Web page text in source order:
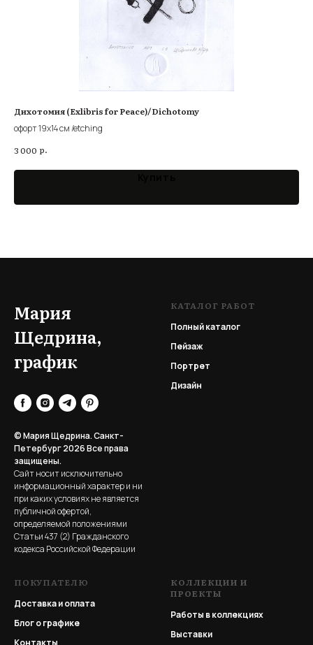
Дихотомия (Exlibris for Peace)/Dichotomy
офорт 19х14 см /etching
3 000 р.
Мария
Щедрина,
график
© Мария Щедрина. Санкт-
Петербург 2026Все права
защищены.
Сайт носит исключительно
информационный характер и ни
при каких условиях не является
публичной офертой,
определяемой положениями
Статьи 437 (2) Гражданского
кодекса Российской Федерации
КАТАЛОГ РАБОТ
Полный каталог
Пейзаж
Портрет
Дизайн
ПОКУПАТЕЛЮ
Доставка и оплата
Блог о графике
КОЛЛЕКЦИИ И
ПРОЕКТЫ
Работы в коллекциях
Выставки